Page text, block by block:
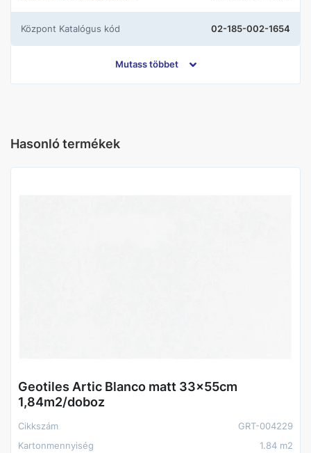
központ Katalógus kód 02-185-002-1654
Nem szortiment termék, az ár
készletezést az újHÁZ
Méret (cm) 25X70
Mutass többet
Hasonló termékek
Geotiles Artic Blanco matt 33x55cm
1,84m2/doboz
Cikkszám
GRT-004229
Kartonmennyiség
1.84 m2